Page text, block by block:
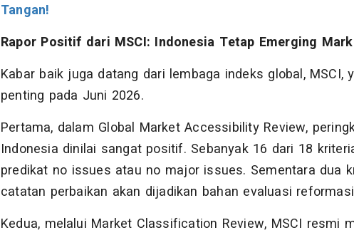
Tangan!
Rapor Positif dari MSCI: Indonesia Tetap Emerging
Kabar baik juga datang dari lembaga indeks global, MSCI,
penting pada Juni 2026.
Pertama, dalam Global Market Accessibility Review,
Indonesia dinilai sangat positif. Sebanyak 16 dari 18
predikat no issues atau no major issues. Sementara dua
catatan perbaikan akan dijadikan bahan evaluasi
Kedua, melalui Market Classification Review, MSCI resmi